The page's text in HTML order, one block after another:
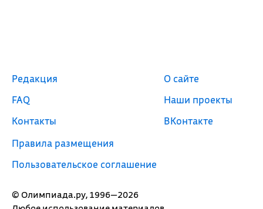
© Олимпиада.ру, 1996—2026
Редакция
FAQ
Контакты
Правила размещения
Пользовательское соглашение
О сайте
Наши проекты
ВКонтакте